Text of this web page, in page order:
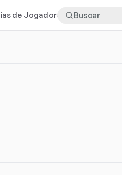
de Jogadores Mais